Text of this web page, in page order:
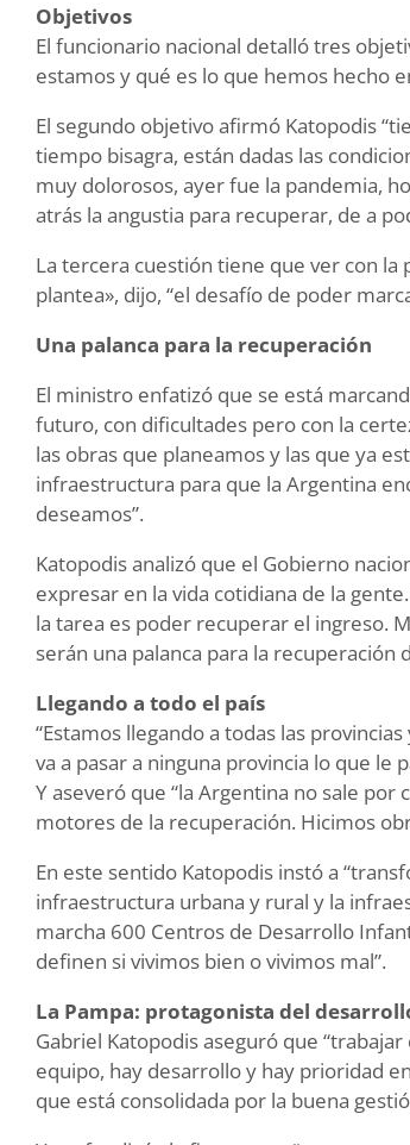
Objetivos
El funcionario nacional detalló tres
estamos y qué es lo que hemos hecho
El segundo objetivo afirmó Katopodis
tiempo bisagra, están dadas las
muy dolorosos, ayer fue la pandemia,
atrás la angustia para recuperar, de a
La tercera cuestión tiene que ver con la
plantea», dijo, “el desafío de poder
Una palanca para la recuperación
El ministro enfatizó que se está
futuro, con dificultades pero con la
las obras que planeamos y las que ya
infraestructura para que la Argentina
deseamos”.
Katopodis analizó que el Gobierno
expresar en la vida cotidiana de la
la tarea es poder recuperar el ingreso.
serán una palanca para la recuperación
Llegando a todo el país
“Estamos llegando a todas las
va a pasar a ninguna provincia lo que le
Y aseveró que “la Argentina no sale
motores de la recuperación. Hicimos
En este sentido Katopodis instó a
infraestructura urbana y rural y la
marcha 600 Centros de Desarrollo
definen si vivimos bien o vivimos mal”.
La Pampa: protagonista del
Gabriel Katopodis aseguró que
equipo, hay desarrollo y hay prioridad
que está consolidada por la buena